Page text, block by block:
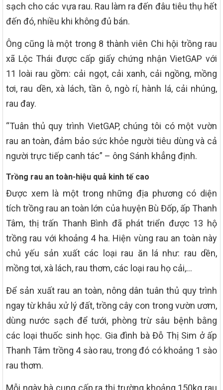
sạch cho các vựa rau. Rau làm ra đến đâu tiêu thụ hết
đến đó, nhiều khi không đủ bán.
Ông cũng là một trong 8 thành viên Chi hội trồng rau
xã Lộc Thái được cấp giấy chứng nhận VietGAP với
11 loài rau gồm: cải ngọt, cải xanh, cải ngồng, mồng
tơi, rau dền, xà lách, tần ô, ngò rí, hành lá, cải nhúng,
rau đay.
“Tuân thủ quy trình VietGAP, chúng tôi có một vườn
rau an toàn, đảm bảo sức khỏe người tiêu dùng và cả
người trực tiếp canh tác” – ông Sánh khẳng định.
Trồng rau an toàn-hiệu quả kinh tế cao
Được xem là một trong những địa phương có diện
tích trồng rau an toàn lớn của huyện Bù Đốp, ấp Thanh
Tâm, thị trấn Thanh Bình đã phát triển được 13 hộ
trồng rau với khoảng 4 ha. Hiện vùng rau an toàn này
chủ yếu sản xuất các loại rau ăn lá như: rau dền,
mồng tơi, xà lách, rau thơm, các loại rau họ cải,…
Để sản xuất rau an toàn, nông dân tuân thủ quy trình
ngay từ khâu xử lý đất, trồng cây con trong vườn ươm,
dùng nước sạch để tưới, phòng trừ sâu bệnh bằng
các loại thuốc sinh học. Gia đình bà Đỗ Thị Sim ở ấp
Thanh Tâm trồng 4 sào rau, trong đó có khoảng 1 sào
rau thơm.
Mỗi ngày bà cung cấp ra thị trường khoảng 150kg rau